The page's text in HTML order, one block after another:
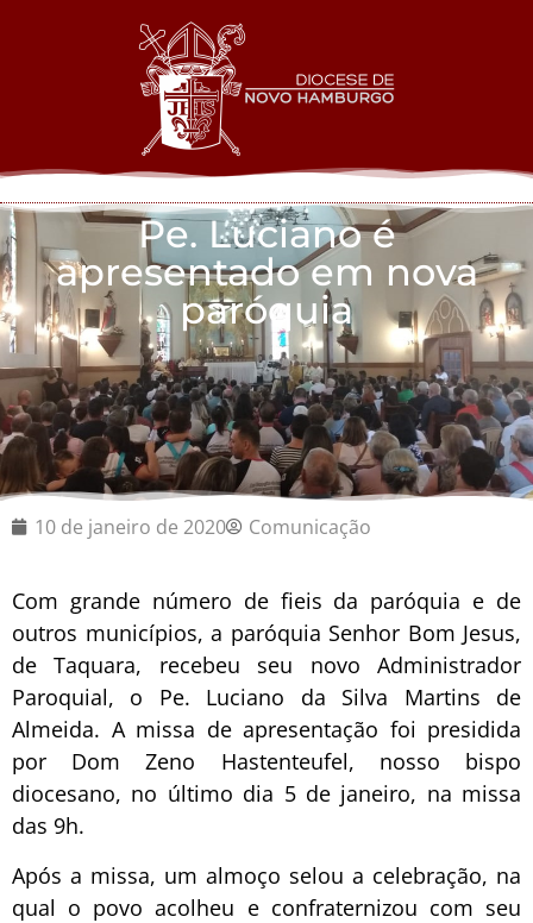
Pe. Luciano é
apresentado em nova
paróquia
10 de janeiro de 2020 Comunicação
Com grande número de fieis da paróquia e de
outros municípios, a paróquia Senhor Bom Jesus,
de Taquara, recebeu seu novo Administrador
Paroquial, o Pe. Luciano da Silva Martins de
Almeida. A missa de apresentação foi presidida
por Dom Zeno Hastenteufel, nosso bispo
diocesano, no último dia 5 de janeiro, na missa
das 9h.
Após a missa, um almoço selou a celebração, na
qual o povo acolheu e confraternizou com seu